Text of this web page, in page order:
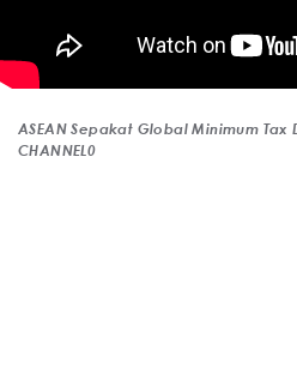
ASEAN Sepakat Global Minimum Tax
CHANNEL0